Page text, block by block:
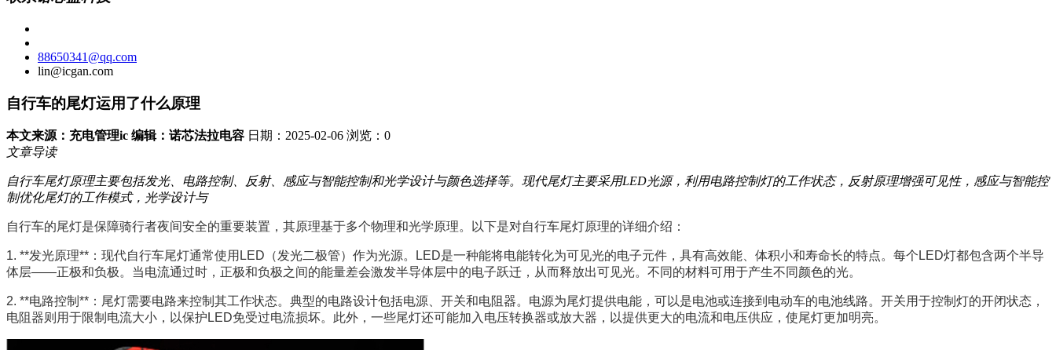
88650341@qq.com
lin@icgan.com
自行车的尾灯运用了什么原理
本文来源：充电管理ic 编辑：诺芯法拉电容 日期：2025-02-06 浏览： 0
文章导读
自行车尾灯原理主要包括发光、电路控制、反射、感应与智能控制和光学设计与颜色选择等。现代尾灯主要采用LED光源，利用电路控制灯的工作状态，反射原理增强可见性，感应与智能控
制优化尾灯的工作模式，光学设计与
自行车的尾灯是保障骑行者夜间安全的重要装置，其原理基于多个物理和光学原理。以下是对自行车尾灯原理的详细介绍：
1. **发光原理**：现代自行车尾灯通常使用LED（发光二极管）作为光源。LED是一种能将电能转化为可见光的电子元件，具有高效能、体积小和寿命长的特点。每个LED灯都包含两个半导
体层——正极和负极。当电流通过时，正极和负极之间的能量差会激发半导体层中的电子跃迁，从而释放出可见光。不同的材料可用于产生不同颜色的光。
2. **电路控制**：尾灯需要电路来控制其工作状态。典型的电路设计包括电源、开关和电阻器。电源为尾灯提供电能，可以是电池或连接到电动车的电池线路。开关用于控制灯的开闭状态，
电阻器则用于限制电流大小，以保护LED免受过电流损坏。此外，一些尾灯还可能加入电压转换器或放大器，以提供更大的电流和电压供应，使尾灯更加明亮。